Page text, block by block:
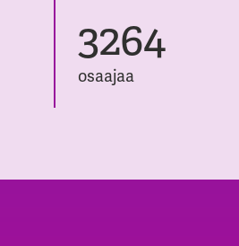
5000
osaajaa